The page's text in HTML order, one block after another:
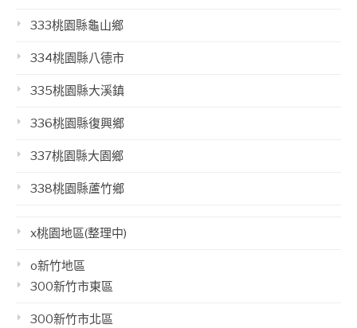
333桃園縣龜山鄉
334桃園縣八德市
335桃園縣大溪鎮
336桃園縣復興鄉
337桃園縣大園鄉
338桃園縣蘆竹鄉
x桃園地區(整理中)
o新竹地區
300新竹市東區
300新竹市北區